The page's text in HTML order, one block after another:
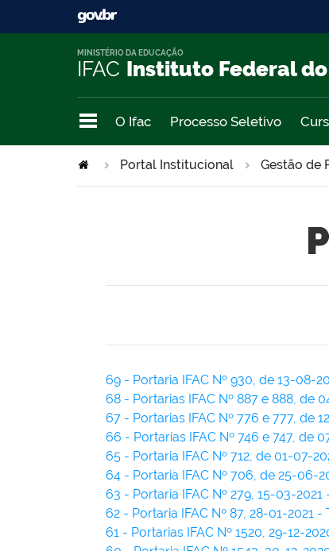
IFAC Instituto Federal
MINISTÉRIO DA EDUCAÇÃO
O Ifac Processo Seletivo
Portal Institucional Gestão de
69 - Portaria IFAC Nº 930, de 13-08-
68 - Portarias IFAC Nº 887 e 888, de
67 - Portarias IFAC Nº 776 e 777, de
66 - Portarias IFAC Nº 746 e 747, de
65 - Portaria IFAC Nº 712, de 01-07-
64 - Portaria IFAC Nº 706, de 25-06-
63 - Portaria IFAC Nº 279, 15-03-
62 - Portaria IFAC Nº 87, 28-01-2021
61 - Portarias IFAC Nº 1520, 29-12-